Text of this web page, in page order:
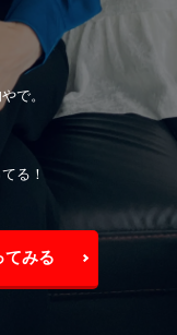
で。
る！
てみる